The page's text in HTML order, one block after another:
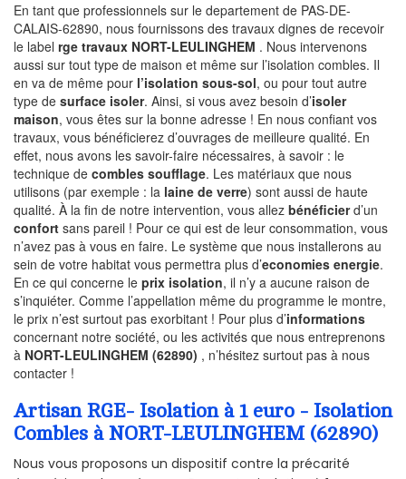
En tant que professionnels sur le departement de PAS-DE-
CALAIS-62890, nous fournissons des travaux dignes de recevoir
le label rge travaux NORT-LEULINGHEM . Nous intervenons
aussi sur tout type de maison et même sur l’isolation combles. Il
en va de même pour l’isolation sous-sol, ou pour tout autre
type de surface isoler. Ainsi, si vous avez besoin d’isoler
maison, vous êtes sur la bonne adresse ! En nous confiant vos
travaux, vous bénéficierez d’ouvrages de meilleure qualité. En
effet, nous avons les savoir-faire nécessaires, à savoir : le
technique de combles soufflage. Les matériaux que nous
utilisons (par exemple : la laine de verre) sont aussi de haute
qualité. À la fin de notre intervention, vous allez bénéficierd’un
confort sans pareil ! Pour ce qui est de leur consommation, vous
n’avez pas à vous en faire. Le système que nous installerons au
sein de votre habitat vous permettra plus d’economies energie.
En ce qui concerne le prix isolation, il n’y a aucune raison de
s’inquiéter. Comme l’appellation même du programme le montre,
le prix n’est surtout pas exorbitant ! Pour plus d’informations
concernant notre société, ou les activités que nous entreprenons
à NORT-LEULINGHEM (62890) , n’hésitez surtout pas à nous
contacter !
Artisan RGE- Isolation à 1 euro - Isolation
Combles à NORT-LEULINGHEM (62890)
Nous vous proposons un dispositif contre la précarité